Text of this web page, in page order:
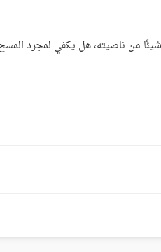
من ناصيته، هل يكفي لمجرد